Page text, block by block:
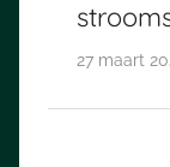
27 maart